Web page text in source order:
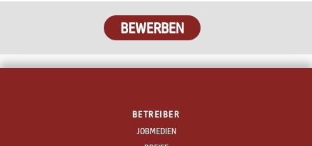
BETREIBER
JOBMEDIEN